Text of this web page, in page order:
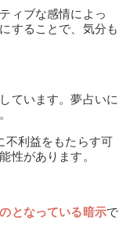
ィブな感情によっ
することで、気分も
しています。夢占いに
不利益をもたらす可
性があります。
となっている暗示で